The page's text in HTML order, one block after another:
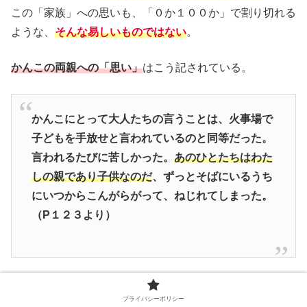
この「家族」への思いも、「０か１００か」で割り切れる
ような、 そんな易しいものではない。
かんこの両親への「思い」はこう記されている。
かんこにとって大人たちの言うことは、火事場で
子どもを手放せと言われているのと同等だった。
言われるたびに苦しかった。 あのひとたちはわた
しの親であり子供なのだ、ずっとそばにいるうち
にいつからこんがらがって、ねじれてしまった。
（P１２３より）
かんこの内には、両親に対する
プライバシーポリシー